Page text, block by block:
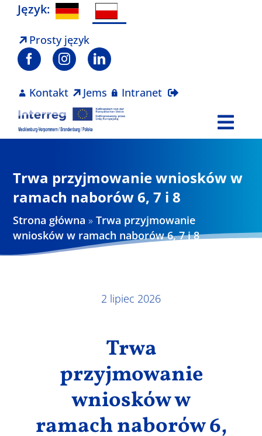
Skip
content
Język:
Prosty język
Kontakt Jems Intranet
Projekty
Aktualności
Trwa przyjmowanie wniosków w
ramach naborów 6, 7 i 8
Strona główna »Trwa przyjmowanie
wniosków w ramach naborów 6, 7 i 8
2 lipiec 2026
Trwa
przyjmowanie
wniosków w
ramach naborów 6,